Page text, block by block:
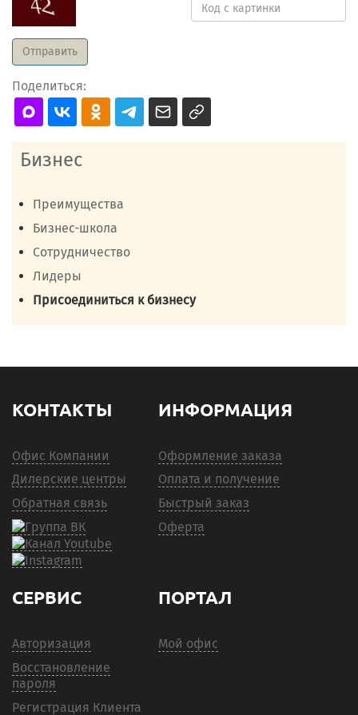
Поделиться:
Бизнес
Преимущества
Бизнес-школа
Сотрудничество
Лидеры
Присоединиться к бизнесу
КОНТАКТЫ
Офис Компании
Дилерские центры
Обратная связь
ИНФОРМАЦИЯ
Оформление заказа
Оплата и получение
Быстрый заказ
Оферта
СЕРВИС
Авторизация
Восстановление
пароля
Регистрация Клиента
ПОРТАЛ
Мой офис